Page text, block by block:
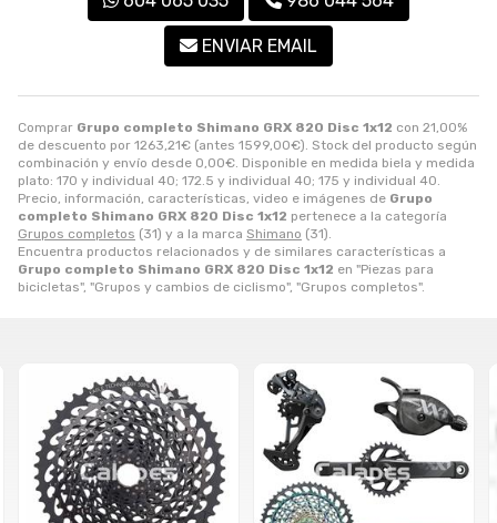
Comprar Grupo completo Shimano GRX 820 Disc 1x12 con 21,00%
de descuento por 1263,21€ (antes 1599,00€). Stock del producto según
combinación y envío desde 0,00€. Disponible en medida biela y medida
plato: 170 y individual 40; 172.5 y individual 40; 175 y individual 40.
Precio, información, características, video e imágenes de Grupo
completo Shimano GRX 820 Disc 1x12 pertenece a la categoría
Grupos completos (31) y a la marca Shimano (31).
Encuentra productos relacionados y de similares características a
Grupo completo Shimano GRX 820 Disc 1x12 en "Piezas para
bicicletas", "Grupos y cambios de ciclismo", "Grupos completos".
ENVIAR EMAIL